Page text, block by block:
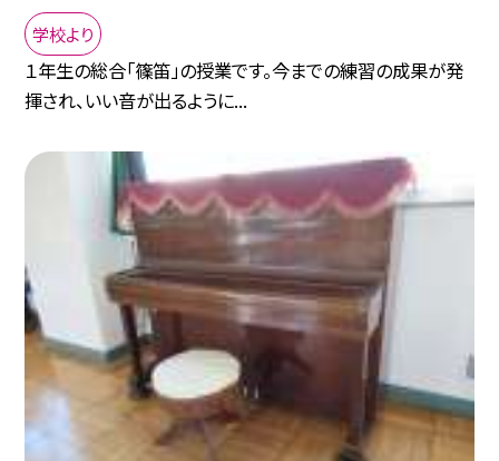
学校より
１年生の総合「篠笛」の授業です。今までの練習の成果が発
揮され、いい音が出るように...